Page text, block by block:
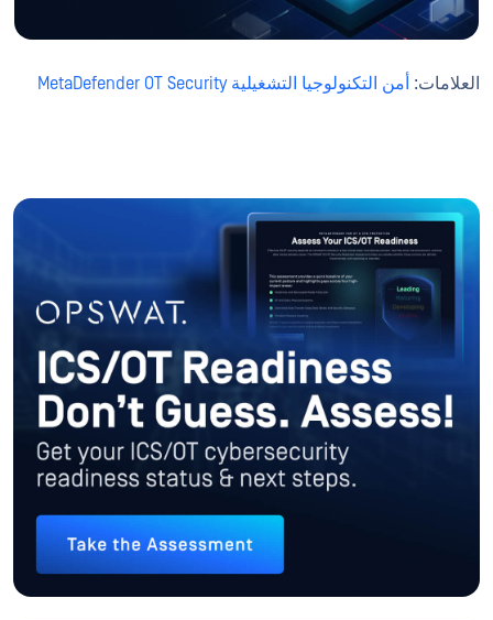
العلامات: أمن التكنولوجيا التشغيلية MetaDefender OT Security